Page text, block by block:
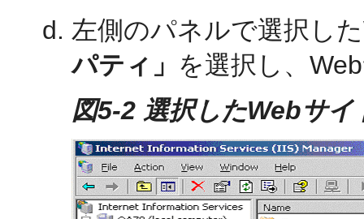
左側のパネルで選択し
パティ」 を選択し、
図5-2 選択したWebサ